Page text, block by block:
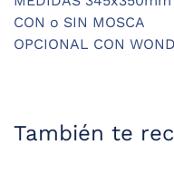
CON o SIN MOSCA
OPCIONAL CON
También te